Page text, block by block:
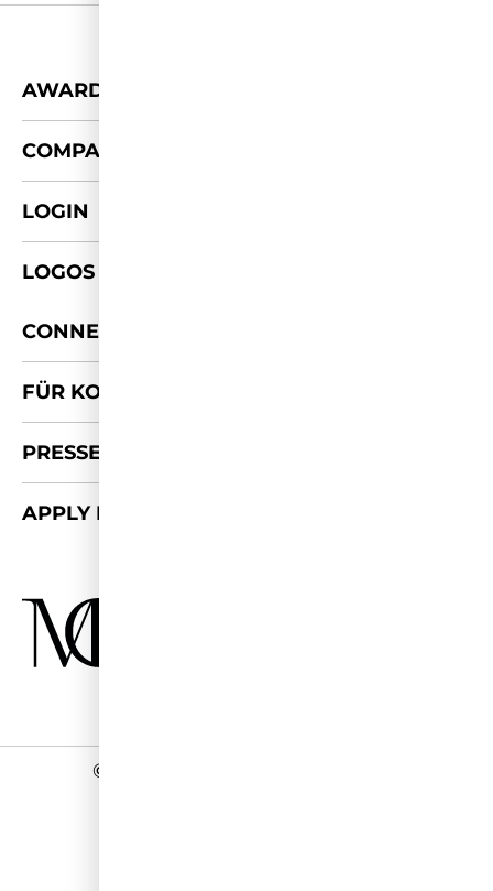
AWARDS
COMPANY
LOGIN
LOGOS & FOTOS
CONNECT
FÜR KOOPERATIONEN
PRESSE-KIT
APPLY FOR 2026/27
©